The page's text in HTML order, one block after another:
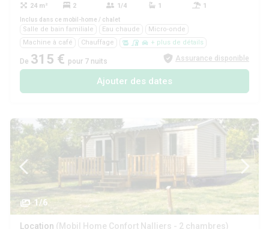
24 m² 2 1/4 1 1
Inclus dans ce mobil-home / chalet
Salle de bain familiale Eau chaude
Micro-onde
Machine à café
Chauffage + plus de détails
De 315 € pour 7 nuits Assurance disponible
Ajouter des dates
1/6
Location (Mobil Home Confort Nalliers - 2 chambres)